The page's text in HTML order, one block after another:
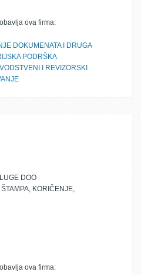
ova firma:
DOKUMENATA I DRUGA
PODRŠKA
I REVIZORSKI
DOO
KORIČENJE,
ova firma: